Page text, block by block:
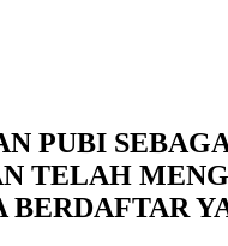
PUBI
TELAH
BERDAFTAR